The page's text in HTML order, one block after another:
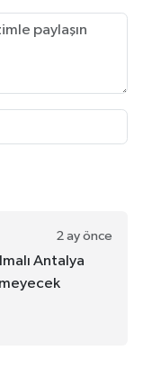
2 ay önce
Antalya